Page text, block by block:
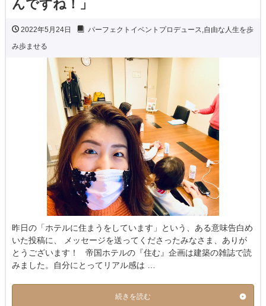
んですね！」
2022年5月24日 パーフェクトイベントプロデュース 自由な人生を歩
み歩ませる
昨日の「ホテルに住まうをしています」という、ある意味告白め
いた投稿に、 メッセージを送ってくださったみなさま、ありが
とうございます！ 帝国ホテルの『住む』企画は建築の雑誌で読
みました。自分にとってリアル感は …
続きを読む